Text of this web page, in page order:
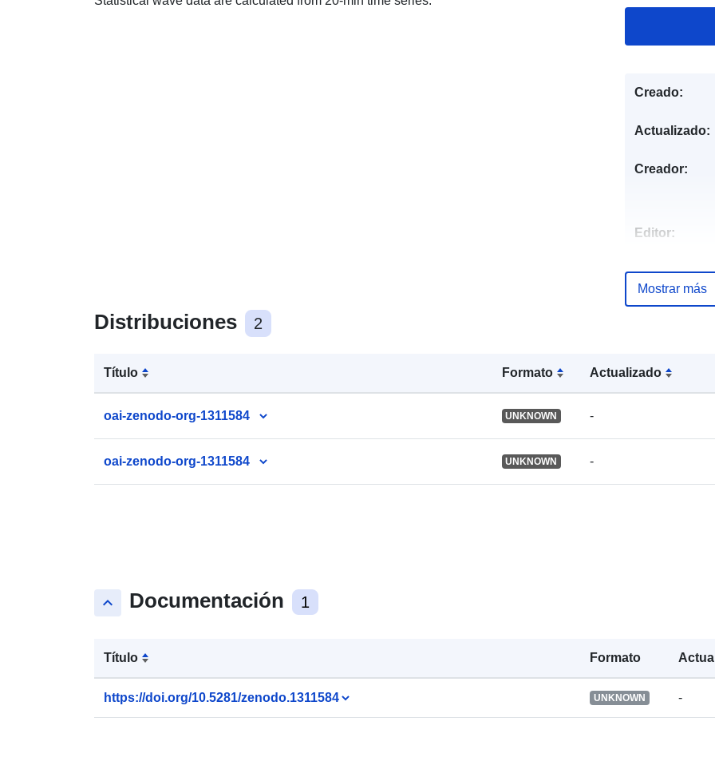
Distribuciones 2
Título Formato Actualizado
oai-zenodo-org-1311584 UNKNOWN -
oai-zenodo-org-1311584 UNKNOWN -
keyboard_arrow_up Documentación 1
Título Formato
https://doi.org/10.5281/zenodo.1311584 UNKNOWN -
Creado:
Actualizado:
Creador:
Editor:
Registro del
catálogo:
Información
versión:
Tipo:
Mostrar más